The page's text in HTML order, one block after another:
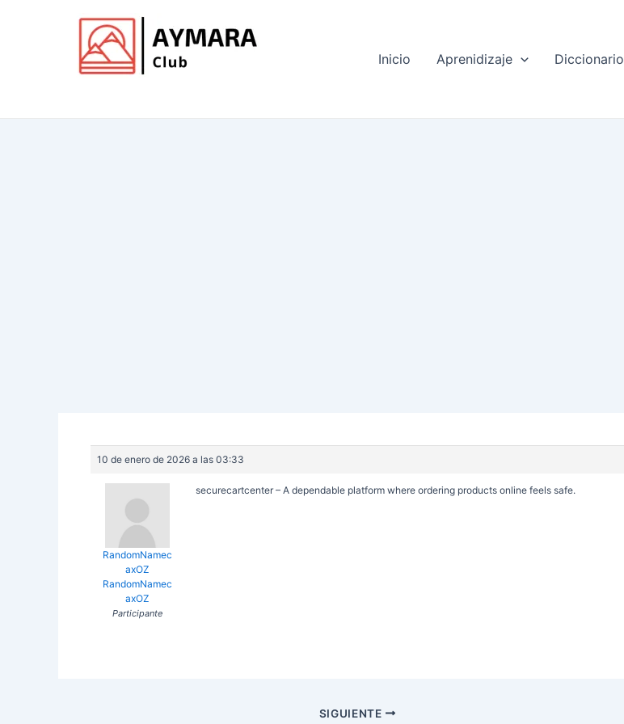
Inicio Aprenidizaje Diccionario
10 de enero de 2026 a las 03:33
RandomNamec
axOZ
RandomNamec
axOZ
Participante
securecartcenter – A dependable platform where ordering products online feels safe.
SIGUIENTE